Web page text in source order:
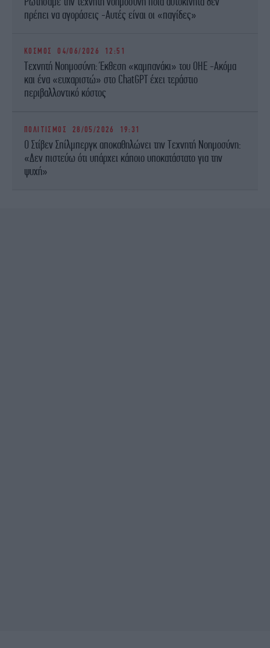
πρέπει να αγοράσεις -Αυτές είναι οι «παγίδες»
ΚΟΣΜΟΣ 04/06/2026 12:51
Τεχνητή Νοημοσύνη: Έκθεση «καμπανάκι» του ΟΗΕ -Ακόμα
και ένα «ευχαριστώ» στο ChatGPT έχει τεράστιο
περιβαλλοντικό κόστος
ΠΟΛΙΤΙΣΜΟΣ 28/05/2026 19:31
O Στίβεν Σπίλμπεργκ αποκαθηλώνει την Τεχνητή Νοημοσύνη:
«Δεν πιστεύω ότι υπάρχει κάποιο υποκατάστατο για την
ψυχή»